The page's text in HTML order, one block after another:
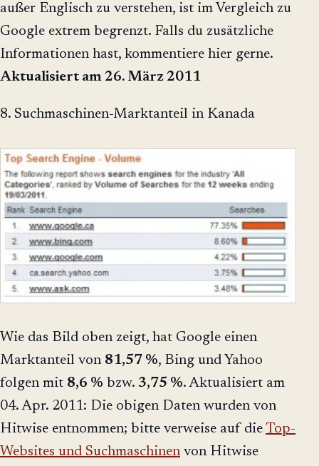
außer Englisch zu verstehen, ist im Vergleich zu
Google extrem begrenzt. Falls du zusätzliche
Informationen hast, kommentiere hier gerne.
Aktualisiert am 26. März 2011
8. Suchmaschinen-Marktanteil in Kanada
Wie das Bild oben zeigt, hat Google einen
Marktanteil von 81,57 %, Bing und Yahoo
folgen mit 8,6 % bzw. 3,75 %. Aktualisiert am
04. Apr. 2011: Die obigen Daten wurden von
Hitwise entnommen; bitte verweise auf die Top-
Websites und Suchmaschinenvon Hitwise